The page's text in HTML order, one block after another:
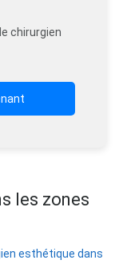
chirurgien
les zones
esthétique dans